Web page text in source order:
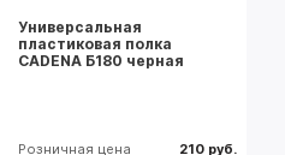
Универсальная
пластиковая полка
CADENA Б180 черная
Розничная цена 210 руб.